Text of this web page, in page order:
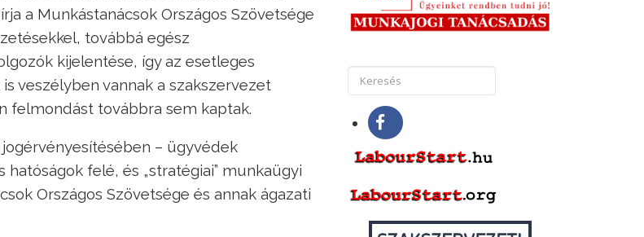
írja a Munkástanácsok Országos Szövetsége
továbbá egész
kijelentése, így az esetleges
veszélyben vannak a szakszervezet
felmondást továbbra sem kaptak.
– ügyvédek
felé, és „stratégiai” munkaügyi
Országos Szövetsége és annak ágazati